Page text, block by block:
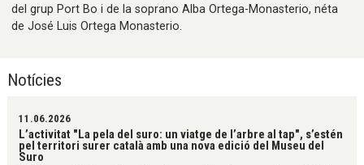
del grup Port Bo i de la soprano Alba Ortega-Monasterio, néta
de José Luis Ortega Monasterio.
Notícies
11.06.2026
L’activitat "La pela del suro: un viatge de l’arbre al tap", s’estén
pel territori surer català amb una nova edició del Museu del
Suro